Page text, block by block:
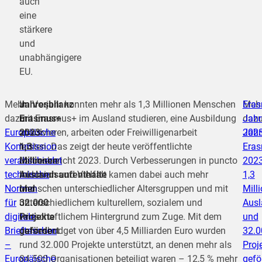
eine
stärkere
und
unabhängigere
EU.
Mehr
dazu:
Europäische
Kommission
verabschiedet
technische
Normen
für
digitale
Brieftaschen
–
Europäische
Jahresbilanz
Erasmus+
2023:
1,3
Millionen
Auslandsaufenthalte
und
32.000
Projekte
gefördert
Im Vorjahr konnten mehr als 1,3 Millionen Menschen
mit Erasmus+ im Ausland studieren, eine Ausbildung
absolvieren, arbeiten oder Freiwilligenarbeit
leisten. Das zeigt der heute veröffentlichte
Jahresbericht 2023. Durch Verbesserungen in puncto
Inklusion und Vielfalt kamen dabei auch mehr
Menschen unterschiedlicher Altersgruppen und mit
unterschiedlichem kulturellem, sozialem und
wirtschaftlichem Hintergrund zum Zuge. Mit dem
Jahresbudget von über 4,5 Milliarden Euro wurden
rund 32.000 Projekte unterstützt, an denen mehr als
84.500 Organisationen beteiligt waren – 12,5 % mehr
1,3
und